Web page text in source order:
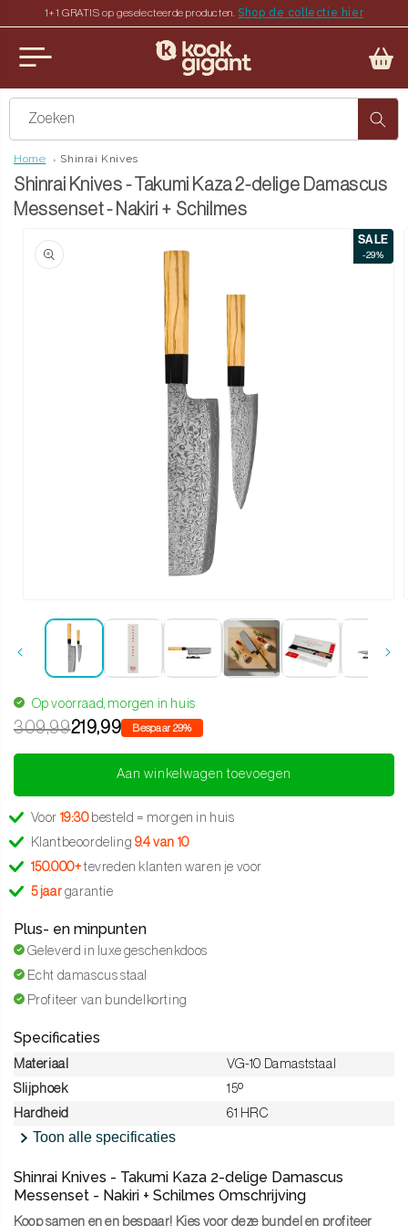
naar de content
1+1 GRATIS op geselecteerde producten.Shop de collectie hier
sluiten
Zoeken
Home Shinrai Knives
Shinrai Knives - Takumi Kaza 2-delige Damascus
Messenset - Nakiri + Schilmes
naar productinformatie SALE
-29%
Op voorraad, morgen in huis
309,99219,99 Bespaar 29%
Aan winkelwagen toevoegen
Voor 19:30besteld = morgen in huis
Klantbeoordeling 9.4 van 10
150.000+tevreden klanten waren je voor
5 jaar garantie
Plus- en minpunten
Geleverd in luxe geschenkdoos
Echt damascus staal
Profiteer van bundelkorting
Specificaties
Materiaal
VG-10 Damaststaal
Slijphoek
15º
Hardheid
61 HRC
Toon alle specificaties
Shinrai Knives - Takumi Kaza 2-delige Damascus
Messenset - Nakiri + Schilmes Omschrijving
Koop samen en en bespaar! Kies voor deze bundel en profiteer